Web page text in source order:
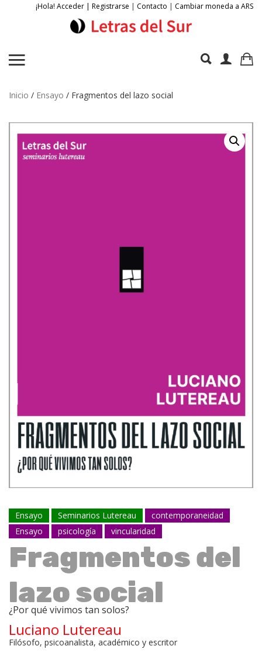
¡Hola! Acceder | Registrarse | Contacto | Cambiar moneda a ARS
Inicio / Ensayo / Fragmentos del lazo social
Ensayo Seminarios Lutereau
contemporaneidad
Ensayo
psicología vincularidad
Fragmentos del
lazo social
¿Por qué vivimos tan solos?
Luciano Lutereau
Filósofo, psicoanalista, académico y escritor